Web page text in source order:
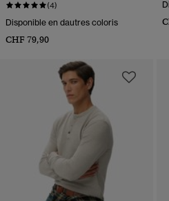
(4)
Disponible en dautres coloris
CHF 79,90